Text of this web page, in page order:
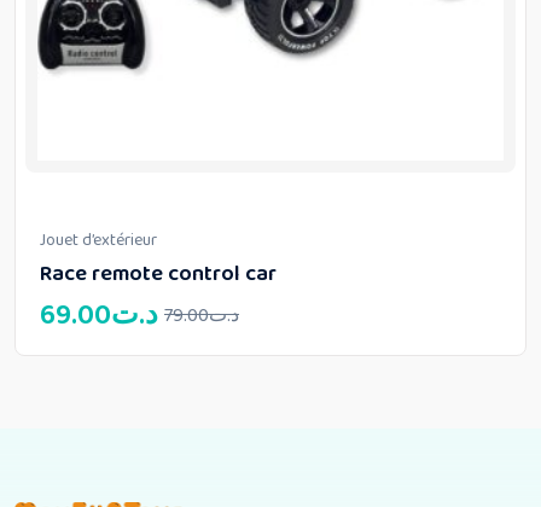
Jouet d’extérieur
Race remote control car
د.ت79.00
Le
prix
د.ت69.00
Le
prix